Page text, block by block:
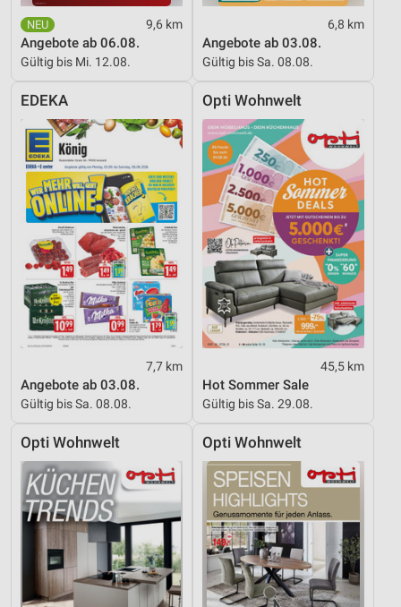
9,6 km
Angebote ab 06.08.
Gültig bis Mi. 12.08.
6,8 km
Angebote ab 03.08.
Gültig bis Sa. 08.08.
EDEKA
7,7 km
Angebote ab 03.08.
Gültig bis Sa. 08.08.
Opti Wohnwelt
45,5 km
Hot Sommer Sale
Gültig bis Sa. 29.08.
Opti Wohnwelt Opti Wohnwelt
Entwicklung und Verbesserung der Angebote
Verwendung reduzierter Daten zur Auswahl von
Inhalten
Verwendung genauer Standortdaten
Geräte anhand von aktiv angeforderten
Informationen identifizieren
Nicht-IAB-Verarbeitungszwecke:
Notwendig
Performance
Funktional
Werbung